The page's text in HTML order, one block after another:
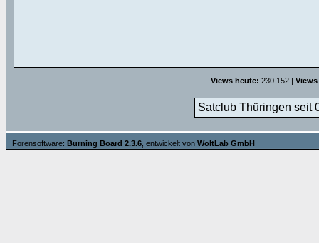
Views heute: 230.152 |
Satclub Thüringen seit
Forensoftware: Burning Board 2.3.6 , entwickelt von WoltLab GmbH